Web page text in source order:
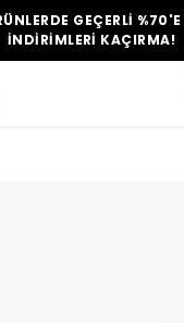
GEÇERLİ
İNDİRİMLERİ KAÇIRMA!